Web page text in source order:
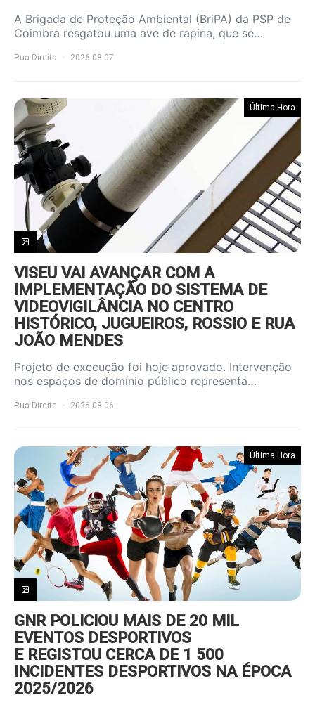
A Brigada de Proteção Ambiental (BriPA) da PSP de
Coimbra resgatou uma ave de rapina, que se…
Rua Direita 2026.08.07
Última Hora
VISEU VAI AVANÇAR COM A
IMPLEMENTAÇÃO DO SISTEMA DE
VIDEOVIGILÂNCIA NO CENTRO
HISTÓRICO, JUGUEIROS, ROSSIO E RUA
JOÃO MENDES
Projeto de execução foi hoje aprovado. Intervenção
nos espaços de domínio público representa…
Rua Direita 2026.08.06
Última Hora
GNR POLICIOU MAIS DE 20 MIL
EVENTOS DESPORTIVOS
E REGISTOU CERCA DE 1 500
INCIDENTES DESPORTIVOS NA ÉPOCA
2025/2026